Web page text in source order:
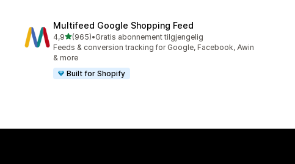
Multifeed Google Shopping Feed
4,9av 5 stjerner
(965)
Totalt 965 omtaler
•Gratis abonnement tilgjengelig
Feeds & conversion tracking for Google, Facebook, Awin
& more
Built for Shopify